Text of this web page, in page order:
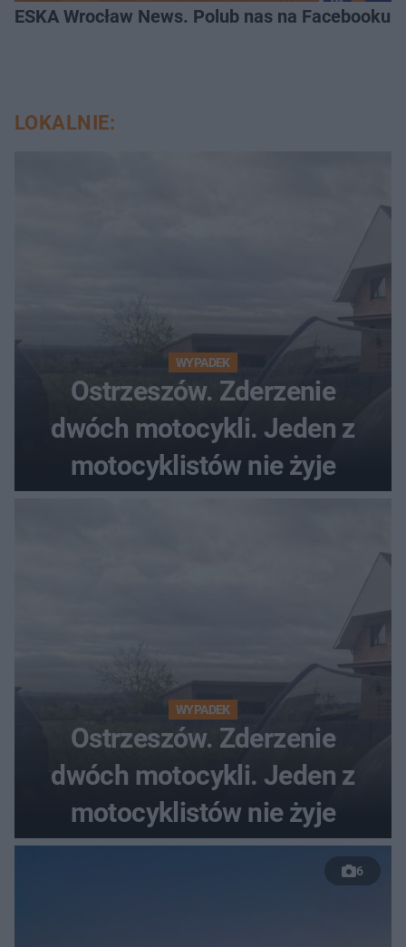
ESKA Wrocław News. Polub nas na Facebooku!
LOKALNIE:
WYPADEK
Ostrzeszów. Zderzenie
dwóch motocykli. Jeden z
motocyklistów nie żyje
WYPADEK
Ostrzeszów. Zderzenie
dwóch motocykli. Jeden z
motocyklistów nie żyje
6